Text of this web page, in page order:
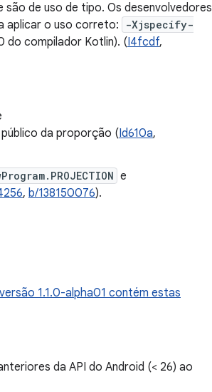
são de uso de tipo. Os desenvolvedores
aplicar o uso correto:
-Xjspecify-
do compilador Kotlin). (I4fcdf,
da proporção (Id610a,
e
, b/138150076).
1.1.0-alpha01 contém estas
da API do Android (< 26) ao